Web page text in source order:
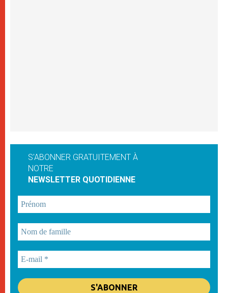
S'ABONNER GRATUITEMENT À
NOTRE
NEWSLETTER QUOTIDIENNE